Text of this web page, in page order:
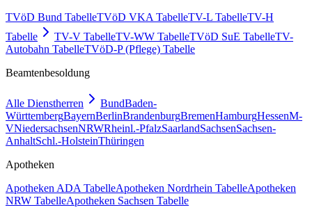
TVöD Bund TabelleTVöD VKA TabelleTV-L TabelleTV-H
Tabelle
TV-V TabelleTV-WW TabelleTVöD SuE TabelleTV-
Autobahn TabelleTVöD-P (Pflege) Tabelle
Beamtenbesoldung
Alle Dienstherren BundBaden-
WürttembergBayernBerlinBrandenburgBremenHamburgHessenM-
VNiedersachsenNRWRheinl.-PfalzSaarlandSachsenSachsen-
AnhaltSchl.-HolsteinThüringen
Apotheken
Apotheken ADA TabelleApotheken Nordrhein TabelleApotheken
NRW TabelleApotheken Sachsen Tabelle